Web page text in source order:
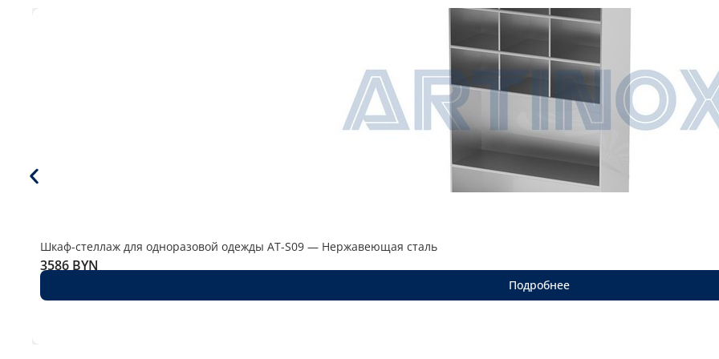
Шкаф-стеллаж для одноразовой одежды AT-S09 — Нержавеющая сталь
3586 BYN
Подробнее